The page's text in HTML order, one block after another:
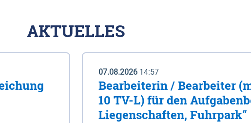
AKTUELLES
07.08.2026 14:57
Bearbeiterin / Bearbeiter
10 TV-L) für den
Liegenschaften, Fuhrpark“